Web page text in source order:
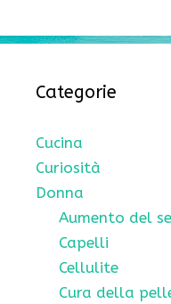
Categorie
Cucina
Curiosità
Donna
Aumento del
Capelli
Cellulite
Cura della